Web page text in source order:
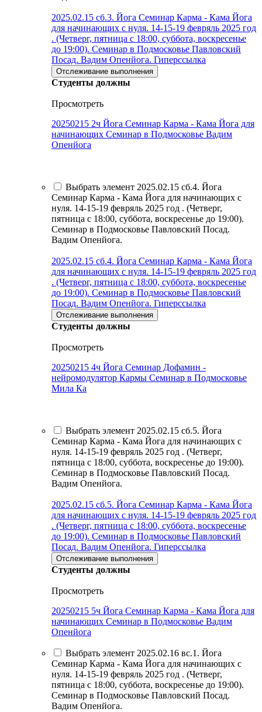
2025.02.15 сб.3. Йога Семинар Карма - Кама Йога
для начинающих с нуля. 14-15-19 февряль 2025 год
. (Четверг, пятница с 18:00, суббота, воскресенье
до 19:00). Семинар в Подмосковье Павловский
Посад. Вадим Опенйога. Гиперссылка
Отслеживание выполнения
Студенты должны
Просмотреть
20250215 2ч Йога Семинар Карма - Кама Йога для
начинающих Семинар в Подмосковье Вадим
Опенйога
Выбрать элемент 2025.02.15 сб.4. Йога
Семинар Карма - Кама Йога для начинающих с
нуля. 14-15-19 февряль 2025 год . (Четверг,
пятница с 18:00, суббота, воскресенье до 19:00).
Семинар в Подмосковье Павловский Посад.
Вадим Опенйога.
2025.02.15 сб.4. Йога Семинар Карма - Кама Йога
для начинающих с нуля. 14-15-19 февряль 2025 год
. (Четверг, пятница с 18:00, суббота, воскресенье
до 19:00). Семинар в Подмосковье Павловский
Посад. Вадим Опенйога. Гиперссылка
Отслеживание выполнения
Студенты должны
Просмотреть
20250215 4ч Йога Семинар Дофамин -
нейромодулятор Кармы Семинар в Подмосковье
Мила Ка
Выбрать элемент 2025.02.15 сб.5. Йога
Семинар Карма - Кама Йога для начинающих с
нуля. 14-15-19 февряль 2025 год . (Четверг,
пятница с 18:00, суббота, воскресенье до 19:00).
Семинар в Подмосковье Павловский Посад.
Вадим Опенйога.
2025.02.15 сб.5. Йога Семинар Карма - Кама Йога
для начинающих с нуля. 14-15-19 февряль 2025 год
. (Четверг, пятница с 18:00, суббота, воскресенье
до 19:00). Семинар в Подмосковье Павловский
Посад. Вадим Опенйога. Гиперссылка
Отслеживание выполнения
Студенты должны
Просмотреть
20250215 5ч Йога Семинар Карма - Кама Йога для
начинающих Семинар в Подмосковье Вадим
Опенйога
Выбрать элемент 2025.02.16 вс.1. Йога
Семинар Карма - Кама Йога для начинающих с
нуля. 14-15-19 февряль 2025 год . (Четверг,
пятница с 18:00, суббота, воскресенье до 19:00).
Семинар в Подмосковье Павловский Посад.
Вадим Опенйога.